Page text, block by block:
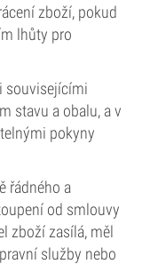
zboží, pokud
lhůty pro
souvisejícími
stavu a obalu, a v
pokyny
řádného a
od smlouvy
zboží zasílá, měl
služby nebo